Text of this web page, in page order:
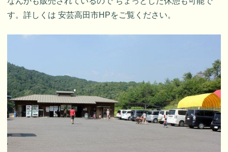
す。詳しくは 安芸高田市HPをご覧ください。